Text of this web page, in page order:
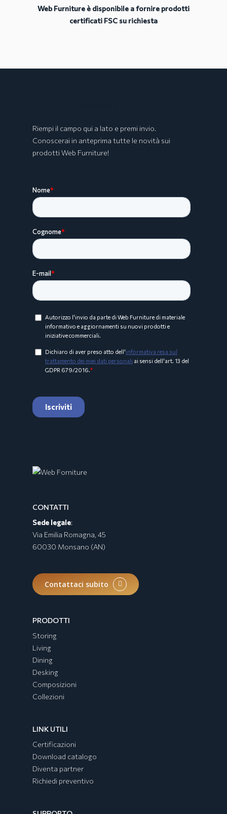
Collezione ARCO
Web Furniture è disponibile a fornire prodotti
certificati FSC su richiesta
Riempi il campo qui a lato e premi invio.
Conoscerai in anteprima tutte le novità sui
prodotti Web Furniture!
CONTATTI
Sede legale:
Via Emilia Romagna, 45
60030 Monsano (AN)
Contattaci subito
PRODOTTI
Storing
Living
Dining
Desking
Composizioni
Collezioni
LINK UTILI
Certificazioni
Download catalogo
Diventa partner
Richiedi preventivo